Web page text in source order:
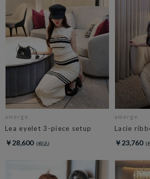
amerge.
Lea eyelet 3-piece setup
￥28,600
amerge.
Lacie
￥23,760